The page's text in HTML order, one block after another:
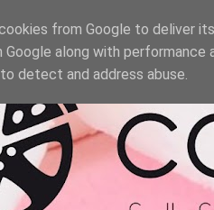
from Google to deliver
Google along with
detect and address abuse.